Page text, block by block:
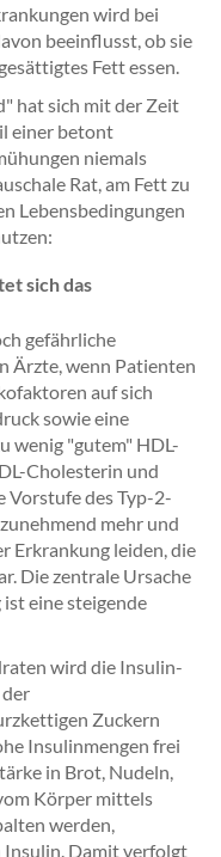
wird bei
beeinflusst, ob sie
Fett essen.
hat sich mit der Zeit
einer betont
niemals
Rat, am Fett zu
Lebensbedingungen
sich das
gefährliche
Ärzte, wenn Patienten
auf sich
sowie eine
wenig "gutem" HDL-
Cholesterin und
Vorstufe des Typ-2-
mehr und
Erkrankung leiden, die
Die zentrale Ursache
eine steigende
wird die Insulin-
Zuckern
Insulinmengen frei
in Brot, Nudeln,
Körper mittels
werden,
Insulin. Damit verfolgt